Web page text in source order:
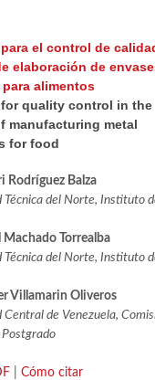
el control de
elaboración de
alimentos
quality control in the
manufacturing metal
for food
Rodríguez Balza
Técnica del Norte, Instituto
Torrealba
Técnica del Norte, Instituto
Villamarin Oliveros
Central de Venezuela,
Postgrado
Cómo citar